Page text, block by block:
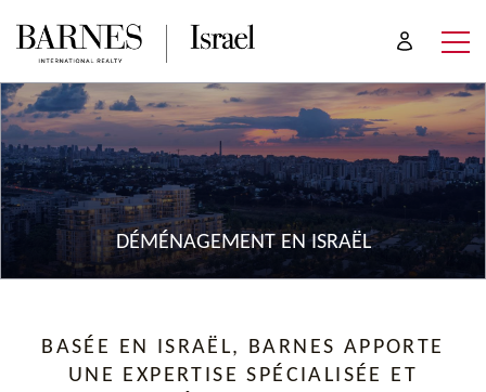
DÉMÉNAGEMENT EN ISRAËL
BASÉE EN ISRAËL, BARNES APPORTE
UNE EXPERTISE SPÉCIALISÉE ET